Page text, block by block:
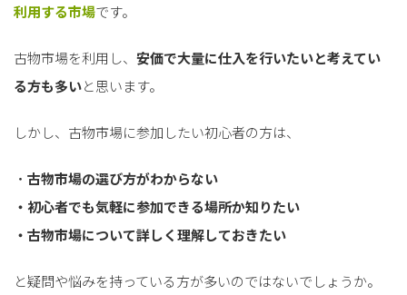
利用する市場です。
古物市場を利用し、 安価で大量に仕入を行いたいと考えてい
る方も多いと思います。
しかし、古物市場に参加したい初心者の方は、
・ 古物市場の選び方がわからない
・初心者でも気軽に参加できる場所か知りたい
・古物市場について詳しく理解しておきたい
と疑問や悩みを持っている方が多いのではないでしょうか。